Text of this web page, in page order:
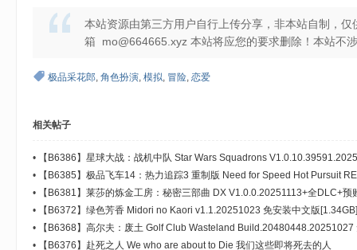
本站资源由第三方用户自行上传分享，非本站自制，
箱 mo@664665.xyz 本站将应您的要求删除！本站不
极品采花郎, 角色扮演, 模拟, 冒险, 恋爱
相关帖子
•
【B6386】星球大战：战机中队 Star Wars Squadrons
版[31.2GB]
•
【B6385】极品飞车14：热力追踪3 重制版 Need for Speed Hot Pursuit
[34.8GB]
•
【B6381】莱莎的炼金工房：秘密三部曲 DX V1.0.0.20251113+全DLC+
华版[106GB]
•
【B6372】绿色芳香 Midori no Kaori v1.1.20251023 免安装中文版[1.34GB]
•
【B6368】高尔夫：废土 Golf Club Wasteland Build.20480448.20251027
•
【B6376】赴死之人 We who are about to Die 我们这些即将死去的人